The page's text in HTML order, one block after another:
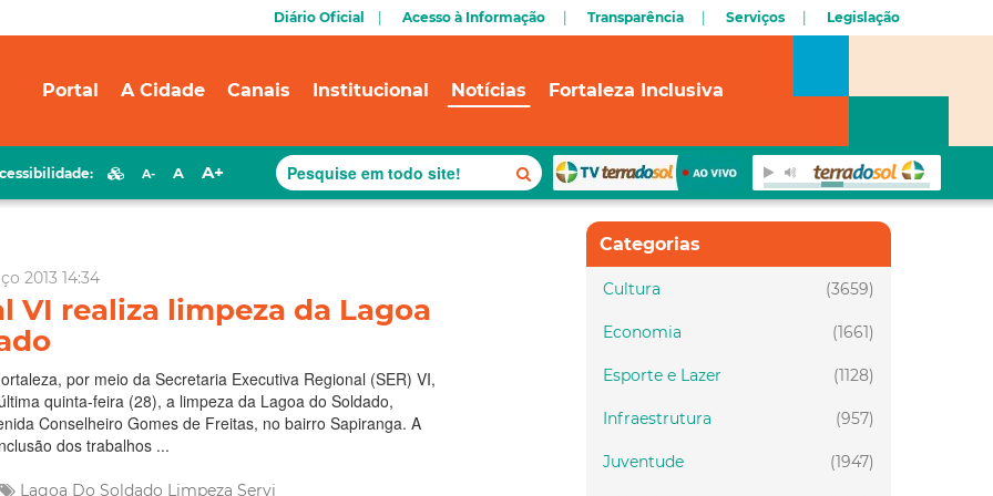
Diário Oficial Acesso à Informação Transparência Serviços Legislação
Portal A Cidade Canais Institucional Notícias Fortaleza Inclusiva
A- A A+
2013 14:34
VI realiza limpeza da Lagoa
por meio da Secretaria Executiva Regional (SER) VI,
quinta-feira (28), a limpeza da Lagoa do Soldado,
Conselheiro Gomes de Freitas, no bairro Sapiranga. A
dos trabalhos ...
Lagoa Do Soldado Limpeza Servi
Categorias
(3659)
Cultura
(1661)
Economia
(1128)
Esporte e Lazer
(957)
Infraestrutura
(1947)
Juventude